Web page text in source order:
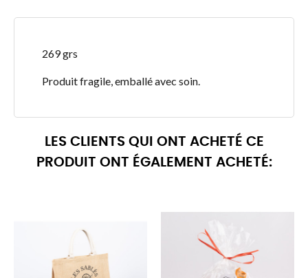
269 grs
Produit fragile, emballé avec soin.
LES CLIENTS QUI ONT ACHETÉ CE
PRODUIT ONT ÉGALEMENT ACHETÉ: